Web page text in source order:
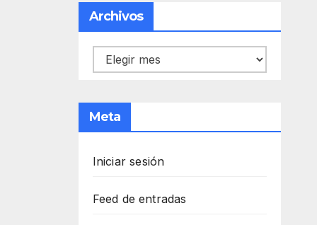
Archivos
Archivos
Meta
Iniciar sesión
Feed de entradas